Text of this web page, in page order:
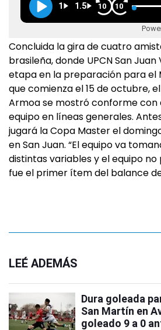
1 1.5 10 10
Concluida la gira de cuatro
brasileña, donde UPCN San
etapa en la preparación para el
que comienza el 15 de octubre,
Armoa se mostró conforme con
equipo en líneas generales.
jugará la Copa Master el
en San Juan. “El equipo va
distintas variables y el equipo
fue el primer ítem del balance
LEÉ ADEMÁS
Dura goleada
San Martín en
goleado 9 a 0